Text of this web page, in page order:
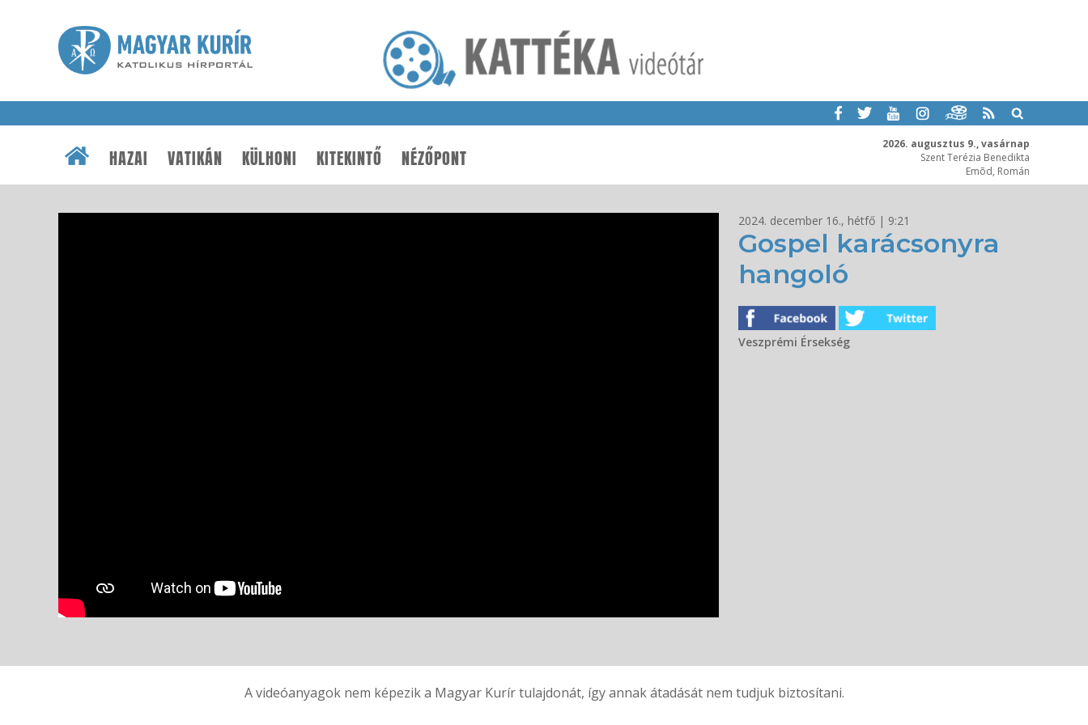
2026. augusztus 9., vasárnap
Szent Terézia Benedikta
Emõd, Román
HAZAI VATIKÁN KÜLHONI KITEKINTŐ NÉZŐPONT
2024. december 16., hétfő | 9:21
Gospel karácsonyra
hangoló
Veszprémi Érsekség
A videóanyagok nem képezik a Magyar Kurír tulajdonát, így annak átadását nem tudjuk biztosítani.